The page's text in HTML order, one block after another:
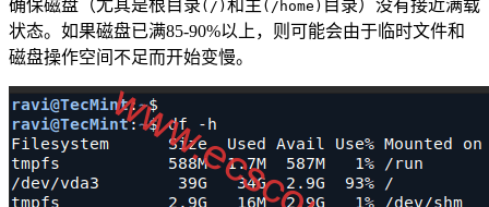
确保磁盘（尤其是根目录 (/) 和主 (/home) 目录）没有接近满载
状态。如果磁盘已满85-90%以上，则可能会由于临时文件和
磁盘操作空间不足而开始变慢。